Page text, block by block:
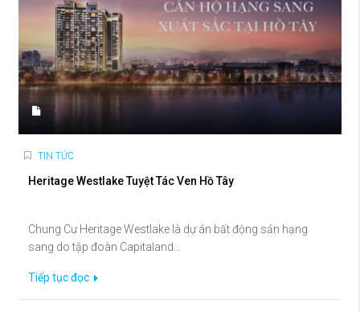
TIN TỨC
Heritage Westlake Tuyệt Tác Ven Hồ Tây
Chung Cư Heritage Westlake là dự án bất động sản hạng
sang do tập đoàn Capitaland...
Tiếp tục đọc